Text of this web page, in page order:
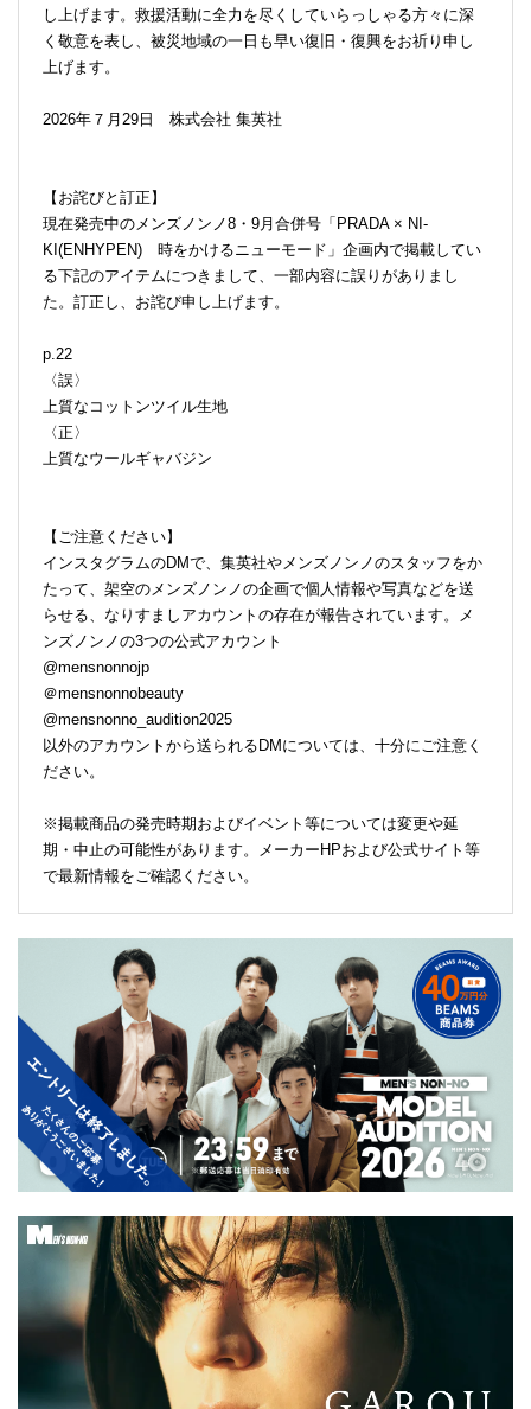
し上げます。救援活動に全力を尽くしていらっしゃる方々に深
く敬意を表し、被災地域の一日も早い復旧・復興をお祈り申し
上げます。
2026年７月29日 株式会社 集英社
【お詫びと訂正】
現在発売中のメンズノンノ8・9月合併号「PRADA × NI-
KI(ENHYPEN) 時をかけるニューモード」企画内で掲載してい
る下記のアイテムにつきまして、一部内容に誤りがありまし
た。訂正し、お詫び申し上げます。
p.22
〈誤〉
上質なコットンツイル生地
〈正〉
上質なウールギャバジン
【ご注意ください】
インスタグラムのDMで、集英社やメンズノンノのスタッフをか
たって、架空のメンズノンノの企画で個人情報や写真などを送
らせる、なりすましアカウントの存在が報告されています。メ
ンズノンノの3つの公式アカウント
@mensnonnojp
＠mensnonnobeauty
@mensnonno_audition2025
以外のアカウントから送られるDMについては、十分にご注意く
ださい。
※掲載商品の発売時期およびイベント等については変更や延
期・中止の可能性があります。メーカーHPおよび公式サイト等
で最新情報をご確認ください。